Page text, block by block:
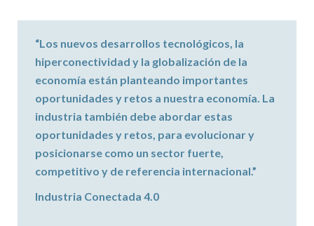
“Los nuevos desarrollos tecnológicos, la
hiperconectividad y la globalización de la
economía están planteando importantes
oportunidades y retos a nuestra economía. La
industria también debe abordar estas
oportunidades y retos, para evolucionar y
posicionarse como un sector fuerte,
competitivo y de referencia internacional.”
Industria Conectada 4.0